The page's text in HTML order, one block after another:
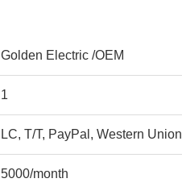
Golden Electric /OEM
1
LC, T/T, PayPal, Western Union
5000/month